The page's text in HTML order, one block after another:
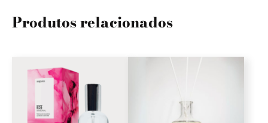
Produtos relacionados